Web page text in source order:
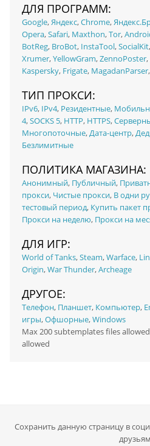
ДЛЯ ПРОГРАММ:
Google, Яндекс,Chrome,
Opera,Safari, Maxthon,Tor,
BotReg, BroBot, InstaTool,SocialKit,
Xrumer,YellowGram,ZennoPoster,
Kaspersky, Frigate, MagadanParser,
ТИП ПРОКСИ:
IPv6, IPv4, Резидентные,
4,SOCKS 5, HTTP, HTTPS,
Многопоточные, Дата-центр,
Безлимитные
ПОЛИТИКА МАГАЗИНА:
Анонимный, Публичный,
прокси, Чистые прокси, В одни
тестовый период, Купить пакет
Прокси на неделю, Прокси на
ДЛЯ ИГР:
World of Tanks,Steam,Warface,
Origin,War Thunder,Archeage
ДРУГОЕ:
Телефон, Планшет, Компьютер,
игры,Офшорные,Windows
Max 200 subtemplates files
allowed
Сохранить данную страницу в